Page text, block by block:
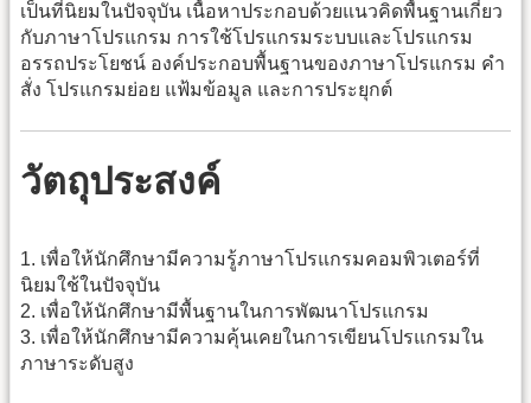
เป็นที่นิยมในปัจจุบัน เนื้อหาประกอบด้วยแนวคิดพื้นฐานเกี่ยว
กับภาษาโปรแกรม การใช้โปรแกรมระบบและโปรแกรม
อรรถประโยชน์ องค์ประกอบพื้นฐานของภาษาโปรแกรม คำ
สั่ง โปรแกรมย่อย แฟ้มข้อมูล และการประยุกต์
วัตถุประสงค์
1. เพื่อให้นักศึกษามีความรู้ภาษาโปรแกรมคอมพิวเตอร์ที่
นิยมใช้ในปัจจุบัน
2. เพื่อให้นักศึกษามีพื้นฐานในการพัฒนาโปรแกรม
3. เพื่อให้นักศึกษามีความคุ้นเคยในการเขียนโปรแกรมใน
ภาษาระดับสูง